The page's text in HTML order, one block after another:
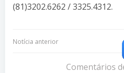
(81)3202.6262 / 3325.4312.
Navegação
Notícia anterior
Comentários